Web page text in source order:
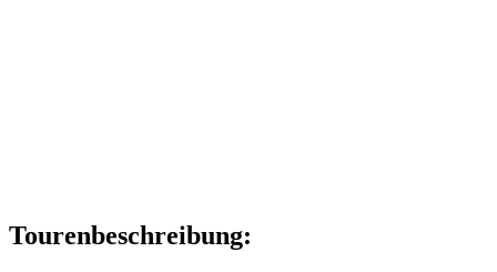
Tourenbeschreibung: